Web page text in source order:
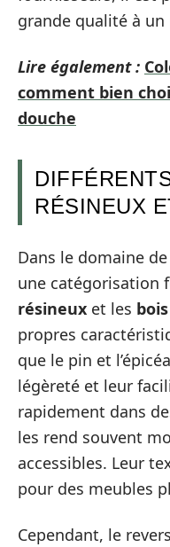
grande qualité à
Lire également :
comment bien
douche
RÉSINEUX
Dans le domaine
une catégorisation
résineux et les
propres
que le pin et
légèreté et leur
rapidement dans
les rend souvent
accessibles. Leur
pour des meubles
Cependant, le